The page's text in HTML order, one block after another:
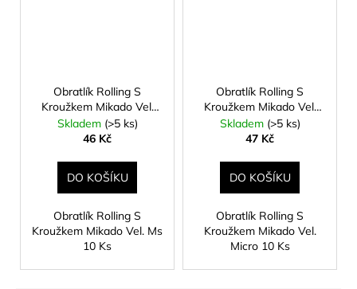
Obratlík Rolling S
Kroužkem Mikado Vel.
Ms 10 Ks
Skladem (>5 ks)
46 Kč
DO KOŠÍKU
Obratlík Rolling S
Kroužkem Mikado Vel. Ms
10 Ks
Obratlík Rolling S
Kroužkem Mikado Vel.
Micro 10 Ks
Skladem (>5 ks)
47 Kč
DO KOŠÍKU
Obratlík Rolling S
Kroužkem Mikado Vel.
Micro 10 Ks